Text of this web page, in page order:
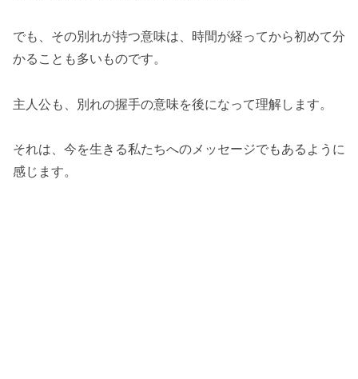
でも、その別れが持つ意味は、時間が経ってから初めて分
かることも多いものです。
主人公も、別れの握手の意味を後になって理解します。
それは、今を生きる私たちへのメッセージでもあるように
感じます。